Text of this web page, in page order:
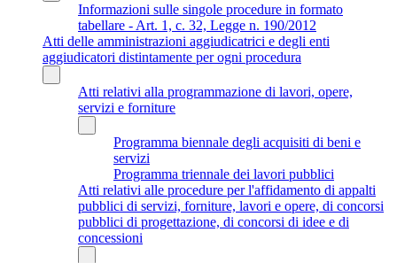
Informazioni sulle singole procedure in formato
tabellare - Art. 1, c. 32, Legge n. 190/2012
Atti delle amministrazioni aggiudicatrici e degli enti
aggiudicatori distintamente per ogni procedura
Atti relativi alla programmazione di lavori, opere,
servizi e forniture
Programma biennale degli acquisiti di beni e
servizi
Programma triennale dei lavori pubblici
Atti relativi alle procedure per l'affidamento di appalti
pubblici di servizi, forniture, lavori e opere, di concorsi
pubblici di progettazione, di concorsi di idee e di
concessioni